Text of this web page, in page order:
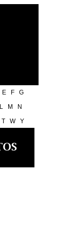
E F
G
L M
N
T W Y